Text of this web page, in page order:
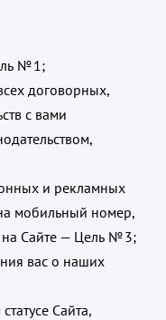
№ 1;
договорных,
с вами
и рекламных
мобильный номер,
Сайте — Цель № 3;
вас о наших
Сайта,